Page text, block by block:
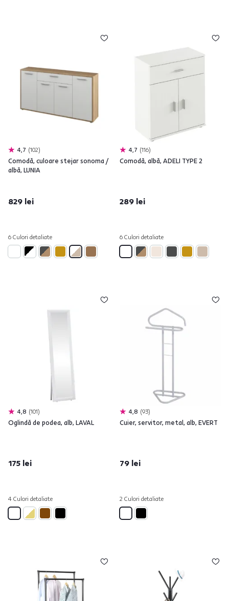
4,7 102
Comodă, culoare stejar sonoma /
albă, LUNIA
829 lei
6 Culori detaliate
4,7 116
Comodă, albă, ADELI TYPE 2
289 lei
6 Culori detaliate
4,8 101
Oglindă de podea, alb, LAVAL
175 lei
4 Culori detaliate
4,8 93
Cuier, servitor, metal, alb, EVERT
79 lei
2 Culori detaliate